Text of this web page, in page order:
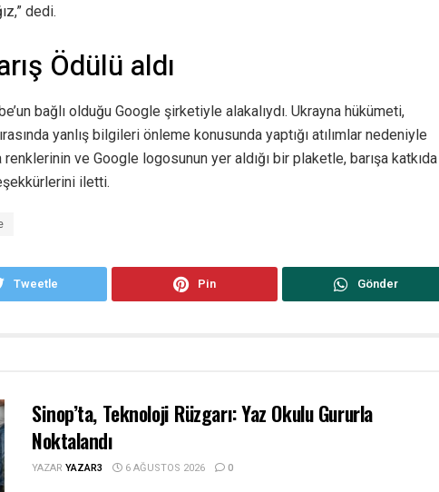
dedi.
Ödülü aldı
bağlı olduğu Google şirketiyle alakalıydı. Ukrayna hükümeti,
yanlış bilgileri önleme konusunda yaptığı atılımlar nedeniyle
ve Google logosunun yer aldığı bir plaketle, barışa katkıda
iletti.
Tweetle Pin Gönder
Sinop’ta, Teknoloji Rüzgarı: Yaz Okulu Gururla
Noktalandı
YAZAR YAZAR3 6 AĞUSTOS 2026 0